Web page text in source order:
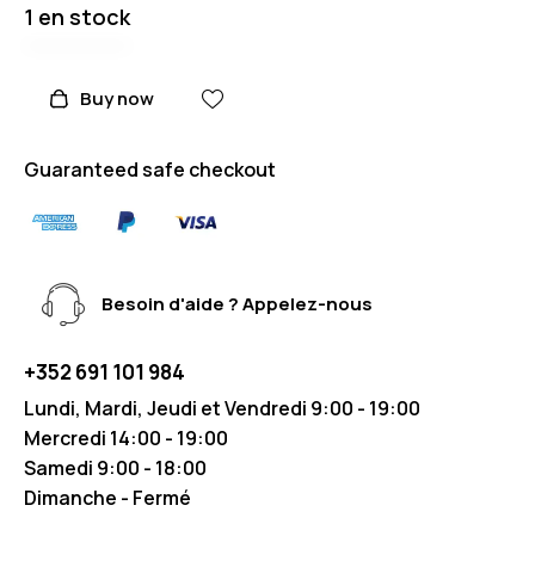
1 en stock
Buy now
Guaranteed safe checkout
Besoin d'aide ? Appelez-nous
+352 691 101 984
Lundi, Mardi, Jeudi et Vendredi 9:00 - 19:00
Mercredi 14:00 - 19:00
Samedi 9:00 - 18:00
Dimanche - Fermé